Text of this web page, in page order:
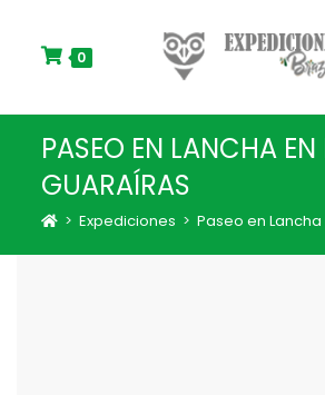
0
PASEO EN LANCHA
GUARAÍRAS
> Expediciones > Paseo en Lancha